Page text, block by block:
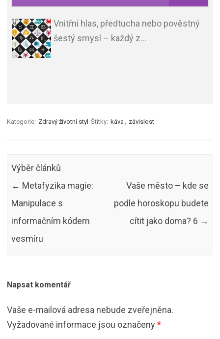
Vnitřní hlas, předtucha nebo pověstný
šestý smysl – každý z…
Kategorie: Zdravý životní styl Štítky: káva , závislost
Výběr článků
← Metafyzika magie:
Manipulace s
informačním kódem
vesmíru
Vaše město – kde se
podle horoskopu budete
cítit jako doma? 6 →
Napsat komentář
Vaše e-mailová adresa nebude zveřejněna.
Vyžadované informace jsou označeny*